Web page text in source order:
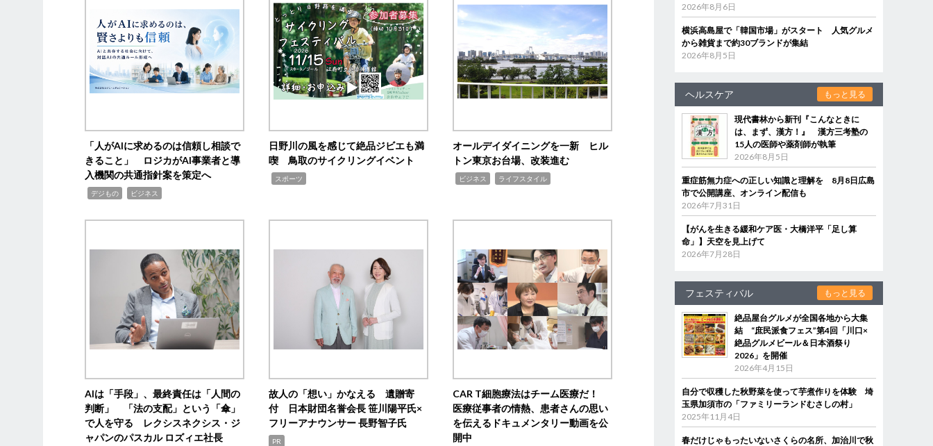
「人がAIに求めるのは信頼し相談で
きること」 ロジカがAI事業者と導
入機関の共通指針案を策定へ
デジもの ビジネス
日野川の風を感じて絶品ジビエも満
喫 鳥取のサイクリングイベント
スポーツ
オールデイダイニングを一新 ヒル
トン東京お台場、改装進む
ビジネス ライフスタイル
AIは「手段」、最終責任は「人間の
判断」 「法の支配」という「傘」
で人を守る レクシスネクシス・ジ
ャパンのパスカル ロズィエ社長
故人の「想い」かなえる 遺贈寄
付 日本財団名誉会長 笹川陽平氏×
フリーアナウンサー 長野智子氏
PR
CAR T細胞療法はチーム医療だ！
医療従事者の情熱、患者さんの思い
を伝えるドキュメンタリー動画を公
開中
2026年8月6日
横浜高島屋で「韓国市場」がスタート 人気グルメ
から雑貨まで約30ブランドが集結
2026年8月5日
ヘルスケア もっと見る
現代書林から新刊『こんなときに
は、まず、漢方！』 漢方三考塾の
15人の医師や薬剤師が執筆
2026年8月5日
重症筋無力症への正しい知識と理解を 8月8日広島
市で公開講座、オンライン配信も
2026年7月31日
【がんを生きる緩和ケア医・大橋洋平「足し算
命」】天空を見上げて
2026年7月28日
フェスティバル もっと見る
絶品屋台グルメが全国各地から大集
結 “庶民派食フェス”第4回「川口×
絶品グルメビール＆日本酒祭り
2026」を開催
2026年4月15日
自分で収穫した秋野菜を使って芋煮作りを体験 埼
玉県加須市の「ファミリーランドむさしの村」
2025年11月4日
春だけじゃもったいないさくらの名所、加治川で秋